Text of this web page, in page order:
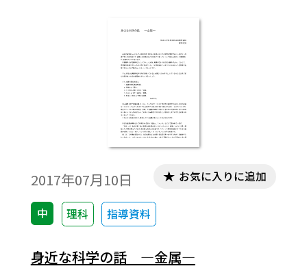
2017年07月10日
中 理科 指導資料
お気に入りに追加
身近な科学の話 ―金属―